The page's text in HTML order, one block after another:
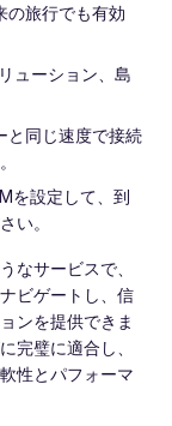
の旅行でも有効
ューション、島
と同じ速度で接続
を設定して、到
い。
なサービスで、
ビゲートし、信
ンを提供できま
完璧に適合し、
性とパフォーマ